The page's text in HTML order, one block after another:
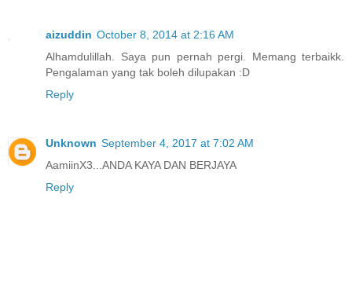
aizuddin October 8, 2014 at 2:16 AM
Alhamdulillah. Saya pun pernah pergi. Memang terbaikk.
Pengalaman yang tak boleh dilupakan :D
Reply
Unknown September 4, 2017 at 7:02 AM
AamiinX3...ANDA KAYA DAN BERJAYA
Reply